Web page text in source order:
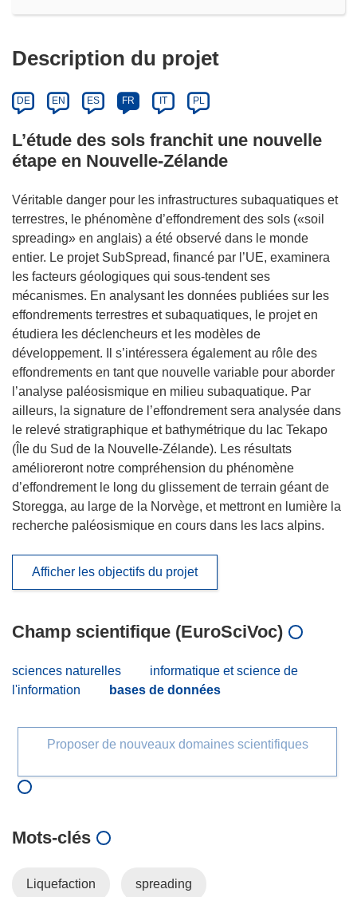
Description du projet
DE EN ES FR IT PL
L’étude des sols franchit une nouvelle
étape en Nouvelle-Zélande
Véritable danger pour les infrastructures subaquatiques et
terrestres, le phénomène d’effondrement des sols («soil
spreading» en anglais) a été observé dans le monde
entier. Le projet SubSpread, financé par l’UE, examinera
les facteurs géologiques qui sous-tendent ses
mécanismes. En analysant les données publiées sur les
effondrements terrestres et subaquatiques, le projet en
étudiera les déclencheurs et les modèles de
développement. Il s’intéressera également au rôle des
effondrements en tant que nouvelle variable pour aborder
l’analyse paléosismique en milieu subaquatique. Par
ailleurs, la signature de l’effondrement sera analysée dans
le relevé stratigraphique et bathymétrique du lac Tekapo
(Île du Sud de la Nouvelle-Zélande). Les résultats
amélioreront notre compréhension du phénomène
d’effondrement le long du glissement de terrain géant de
Storegga, au large de la Norvège, et mettront en lumière la
recherche paléosismique en cours dans les lacs alpins.
Afficher les objectifs du projet
Champ scientifique (EuroSciVoc)
sciences naturelles
informatique et science de
l'information
bases de données
Proposer de nouveaux domaines scientifiques
Mots‑clés
Liquefaction spreading